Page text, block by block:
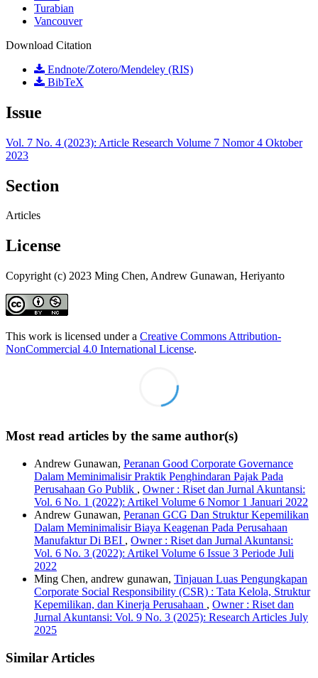
Turabian
Vancouver
Download Citation
Endnote/Zotero/Mendeley (RIS)
BibTeX
Issue
Vol. 7 No. 4 (2023): Article Research Volume 7 Nomor 4 Oktober
2023
Section
Articles
License
Copyright (c) 2023 Ming Chen, Andrew Gunawan, Heriyanto
This work is licensed under a Creative Commons Attribution-
NonCommercial 4.0 International License.
Most read articles by the same author(s)
Andrew Gunawan, Peranan Good Corporate Governance
Dalam Meminimalisir Praktik Penghindaran Pajak Pada
Perusahaan Go Publik , Owner : Riset dan Jurnal Akuntansi:
Vol. 6 No. 1 (2022): Artikel Volume 6 Nomor 1 Januari 2022
Andrew Gunawan, Peranan GCG Dan Struktur Kepemilikan
Dalam Meminimalisir Biaya Keagenan Pada Perusahaan
Manufaktur Di BEI , Owner : Riset dan Jurnal Akuntansi:
Vol. 6 No. 3 (2022): Artikel Volume 6 Issue 3 Periode Juli
2022
Ming Chen, andrew gunawan, Tinjauan Luas Pengungkapan
Corporate Social Responsibility (CSR) : Tata Kelola, Struktur
Kepemilikan, dan Kinerja Perusahaan , Owner : Riset dan
Jurnal Akuntansi: Vol. 9 No. 3 (2025): Research Articles July
2025
Similar Articles